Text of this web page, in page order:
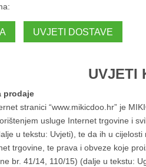
UVJETI DOSTAVE
UVJETI
prodaje
stranici “www.mikicdoo.hr” je
usluge Internet trgovine i
u tekstu: Uvjeti), te da ih u
trgovine, te prava i obveze koje
br. 41/14, 110/15) (dalje u tekstu: